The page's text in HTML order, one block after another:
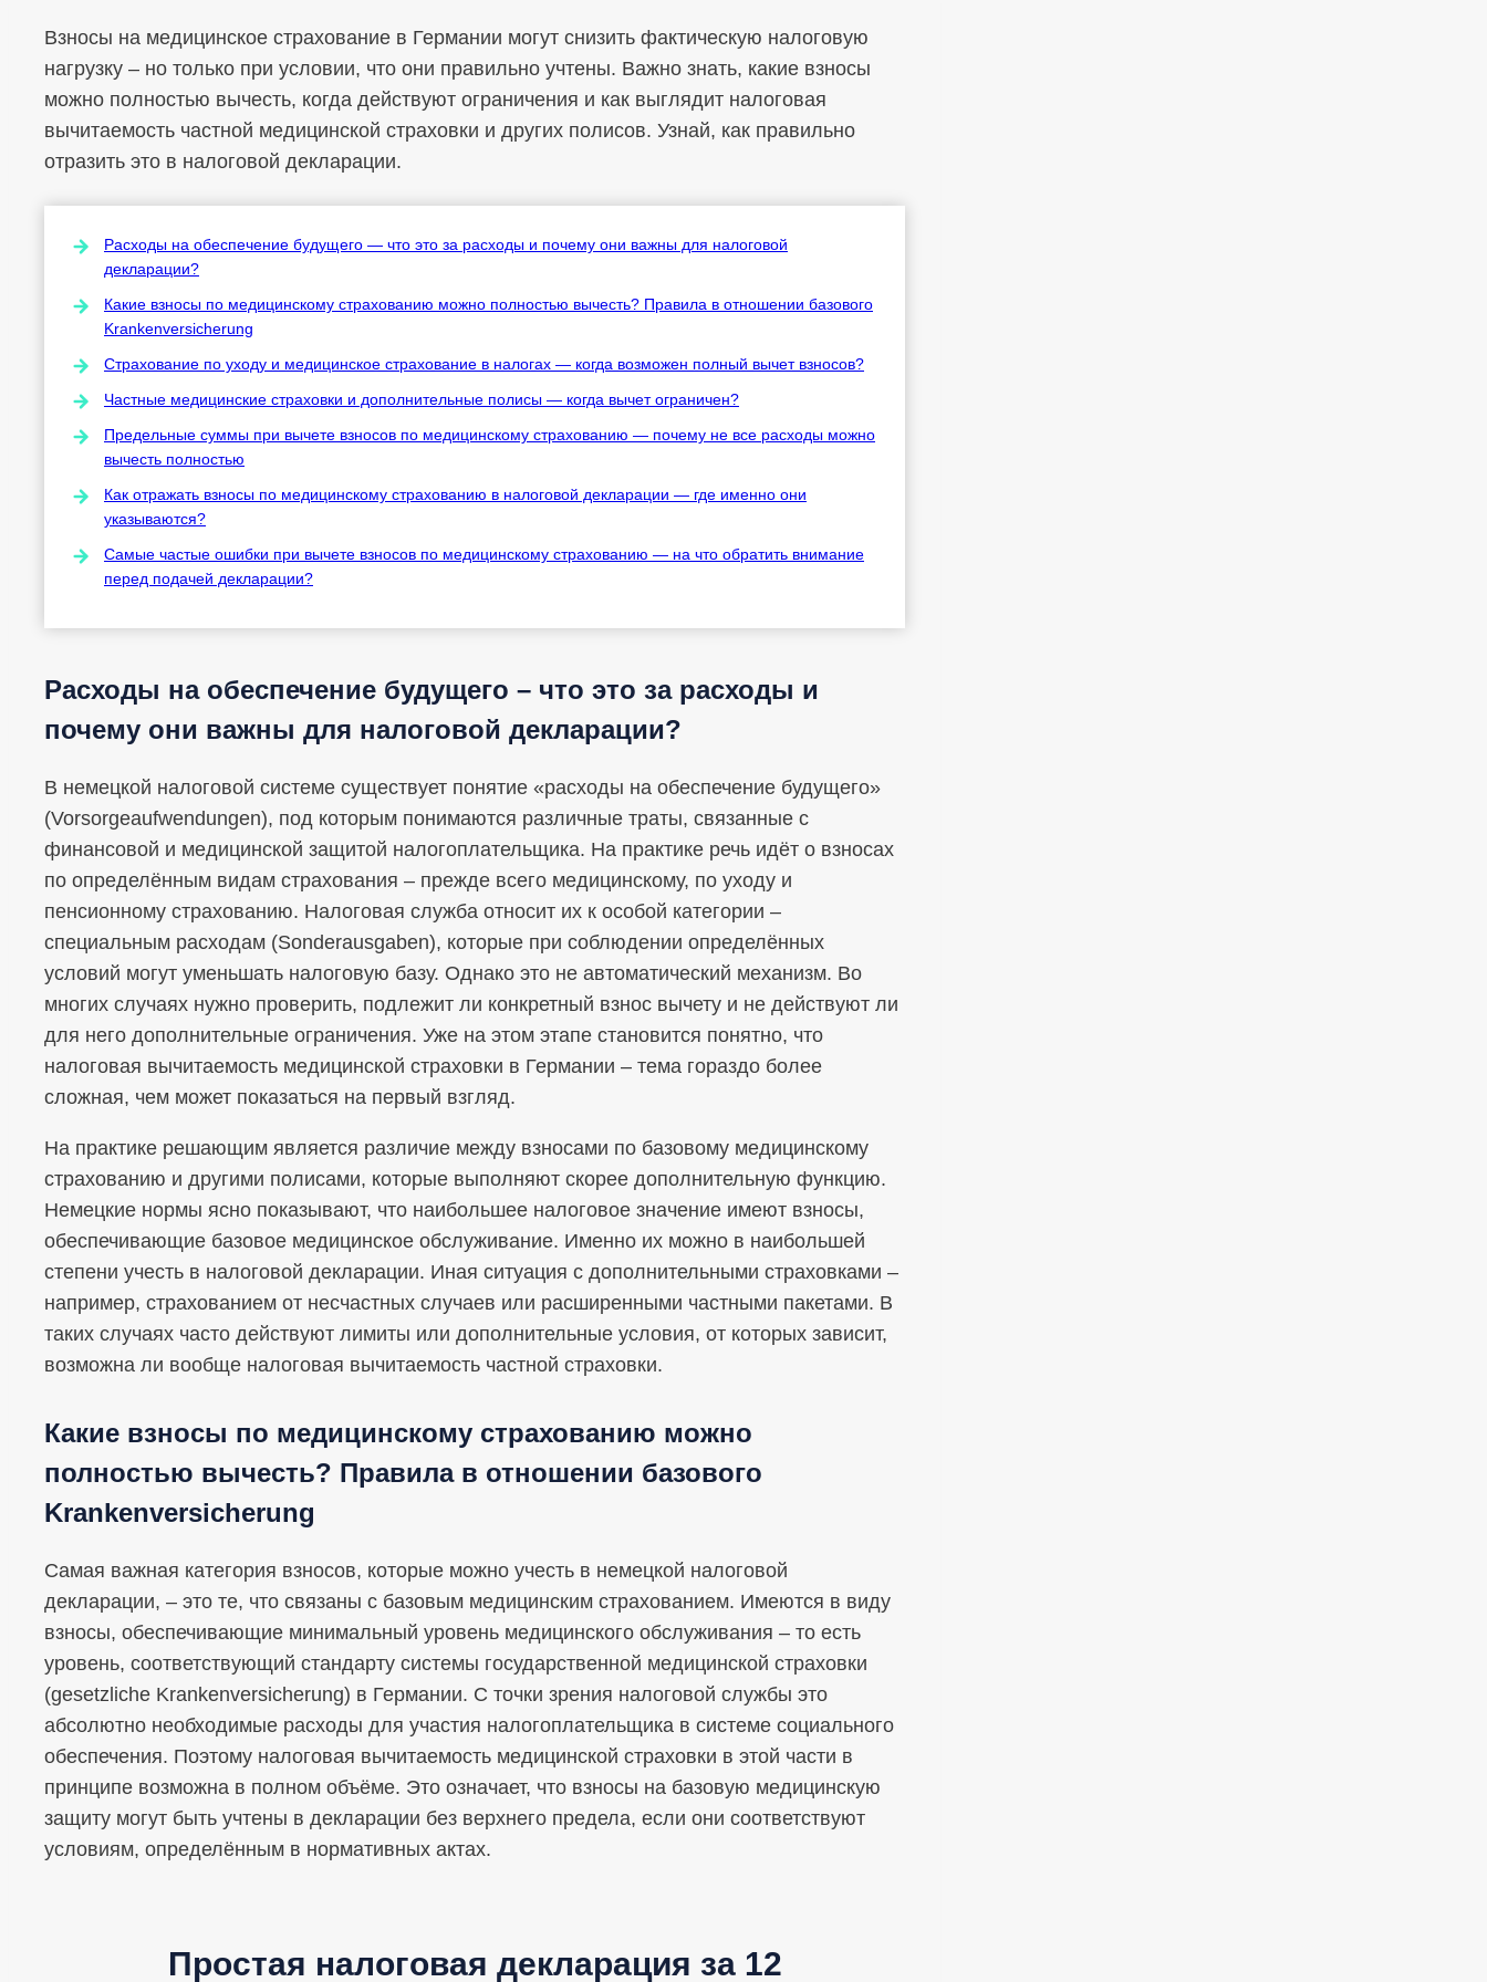
Взносы на медицинское страхование в Германии могут снизить фактическую налоговую
нагрузку – но только при условии, что они правильно учтены. Важно знать, какие взносы
можно полностью вычесть, когда действуют ограничения и как выглядит налоговая
вычитаемость частной медицинской страховки и других полисов. Узнай, как правильно
отразить это в налоговой декларации.
Расходы на обеспечение будущего — что это за расходы и почему они важны для налоговой
декларации?
Какие взносы по медицинскому страхованию можно полностью вычесть? Правила в отношении базового
Krankenversicherung
Страхование по уходу и медицинское страхование в налогах — когда возможен полный вычет взносов?
Частные медицинские страховки и дополнительные полисы — когда вычет ограничен?
Предельные суммы при вычете взносов по медицинскому страхованию — почему не все расходы можно
вычесть полностью
Как отражать взносы по медицинскому страхованию в налоговой декларации — где именно они
указываются?
Самые частые ошибки при вычете взносов по медицинскому страхованию — на что обратить внимание
перед подачей декларации?
Расходы на обеспечение будущего – что это за расходы и
почему они важны для налоговой декларации?
В немецкой налоговой системе существует понятие «расходы на обеспечение будущего»
(Vorsorgeaufwendungen), под которым понимаются различные траты, связанные с
финансовой и медицинской защитой налогоплательщика. На практике речь идёт о взносах
по определённым видам страхования – прежде всего медицинскому, по уходу и
пенсионному страхованию. Налоговая служба относит их к особой категории –
специальным расходам (Sonderausgaben), которые при соблюдении определённых
условий могут уменьшать налоговую базу. Однако это не автоматический механизм. Во
многих случаях нужно проверить, подлежит ли конкретный взнос вычету и не действуют ли
для него дополнительные ограничения. Уже на этом этапе становится понятно, что
налоговая вычитаемость медицинской страховки в Германии – тема гораздо более
сложная, чем может показаться на первый взгляд.
На практике решающим является различие между взносами по базовому медицинскому
страхованию и другими полисами, которые выполняют скорее дополнительную функцию.
Немецкие нормы ясно показывают, что наибольшее налоговое значение имеют взносы,
обеспечивающие базовое медицинское обслуживание. Именно их можно в наибольшей
степени учесть в налоговой декларации. Иная ситуация с дополнительными страховками –
например, страхованием от несчастных случаев или расширенными частными пакетами. В
таких случаях часто действуют лимиты или дополнительные условия, от которых зависит,
возможна ли вообще налоговая вычитаемость частной страховки.
Какие взносы по медицинскому страхованию можно
полностью вычесть? Правила в отношении базового
Krankenversicherung
Самая важная категория взносов, которые можно учесть в немецкой налоговой
декларации, – это те, что связаны с базовым медицинским страхованием. Имеются в виду
взносы, обеспечивающие минимальный уровень медицинского обслуживания – то есть
уровень, соответствующий стандарту системы государственной медицинской страховки
(gesetzliche Krankenversicherung) в Германии. С точки зрения налоговой службы это
абсолютно необходимые расходы для участия налогоплательщика в системе социального
обеспечения. Поэтому налоговая вычитаемость медицинской страховки в этой части в
принципе возможна в полном объёме. Это означает, что взносы на базовую медицинскую
защиту могут быть учтены в декларации без верхнего предела, если они соответствуют
условиям, определённым в нормативных актах.
Простая налоговая декларация за 12